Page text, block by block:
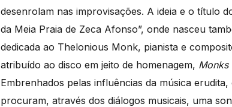
desenrolam nas improvisações. A ideia e o título
da Meia Praia de Zeca Afonso”, onde nasceu
dedicada ao Thelonious Monk, pianista e
atribuído ao disco em jeito de homenagem, Monks
Embrenhados pelas influências da música
procuram, através dos diálogos musicais, uma